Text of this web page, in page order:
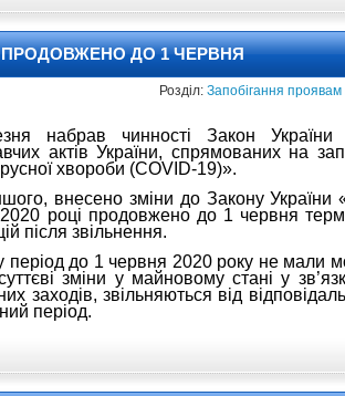
ПРОДОВЖЕНО ДО 1 ЧЕРВНЯ
Розділ: Запобігання проявам
набрав чинності Закон
актів України, спрямованих на
хвороби (COVID-19)».
внесено зміни до Закону України
році продовжено до 1 червня
після звільнення.
у період до 1 червня 2020 року не мали
зміни у майновому стані у
заходів, звільняються від
період.